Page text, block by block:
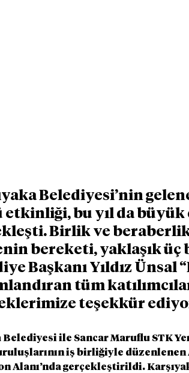
Belediyesi’nin
etkinliği, bu yıl da büyük
Birlik ve
bereketi, yaklaşık üç
Başkanı Yıldız Ünsal
tüm
teşekkür
Belediyesi ile Sancar Maruflu STK
iş birliğiyle
Alanı’nda gerçekleştirildi.